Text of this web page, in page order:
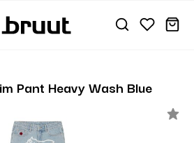
Pant Heavy Wash Blue